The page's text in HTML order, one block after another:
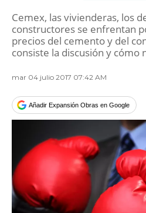
Cemex, las vivienderas, los
constructores se enfrentan
precios del cemento y del
consiste la discusión y cómo
mar 04 julio 2017 07:42 AM
Añadir Expansión Obras en Google